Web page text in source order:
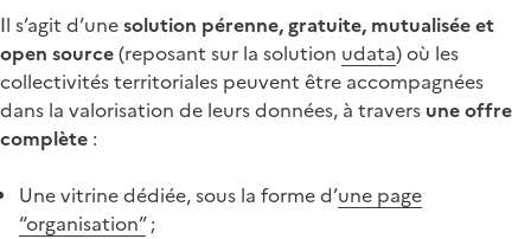
Il s’agit d’unesolution pérenne, gratuite, mutualisée et
open source(reposant sur la solution udata) où les
collectivités territoriales peuvent être accompagnées
dans la valorisation de leurs données, à travers une offre
complète :
Une vitrine dédiée, sous la forme d’une page
“organisation”;